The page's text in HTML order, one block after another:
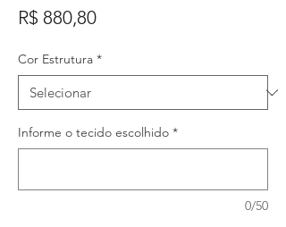
R$ 880,80Preço
Cor Estrutura *
Informe o tecido escolhido *
0/50